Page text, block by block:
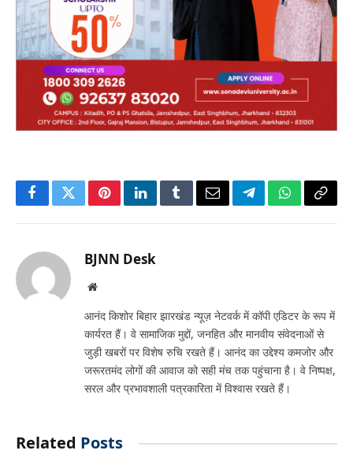
FacebookTwitterPinterestLinkedInTumblrEmailTelegramWhatsApp
Copy
BJNN Desk
Website
आनंद किशोर बिहार झारखंड न्यूज़ नेटवर्क में कॉपी एडिटर के रूप में
कार्यरत हैं। वे सामाजिक मुद्दों, जनहित और मानवीय संवेदनाओं से
जुड़ी खबरों पर विशेष रुचि रखते हैं। आनंद का उद्देश्य कमजोर और
जरूरतमंद लोगों की आवाज को सही मंच तक पहुंचाना है। वे निष्पक्ष,
सरल और प्रभावशाली पत्रकारिता में विश्वास रखते हैं।
Related Posts